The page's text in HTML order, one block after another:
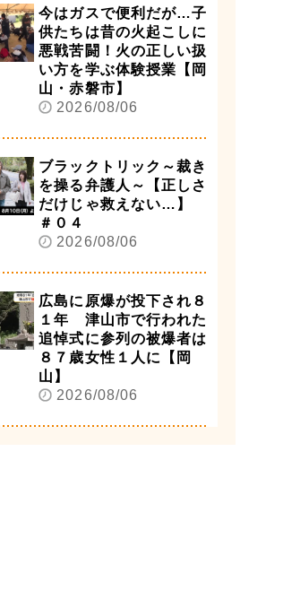
今はガスで便利だが…子
供たちは昔の火起こしに
悪戦苦闘！火の正しい扱
い方を学ぶ体験授業【岡
山・赤磐市】
2026/08/06
ブラックトリック～裁き
を操る弁護人～【正しさ
だけじゃ救えない…】
＃０４
2026/08/06
広島に原爆が投下され８
１年 津山市で行われた
追悼式に参列の被爆者は
８７歳女性１人に【岡
山】
2026/08/06